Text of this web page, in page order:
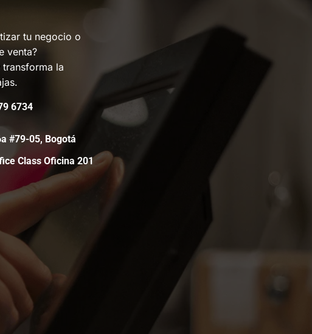
tu negocio o
venta?
la
6734
#79-05, Bogotá
Class Oficina 201